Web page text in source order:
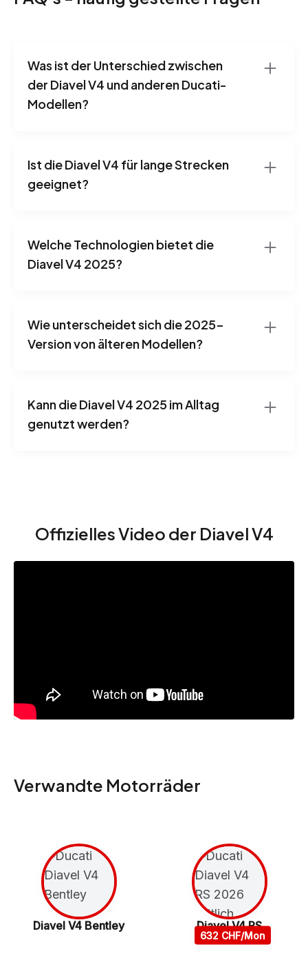
Was ist der Unterschied zwischen
der Diavel V4 und anderen Ducati-
Modellen?
Ist die Diavel V4 für lange Strecken
geeignet?
Welche Technologien bietet die
Diavel V4 2025?
Wie unterscheidet sich die 2025-
Version von älteren Modellen?
Kann die Diavel V4 2025 im Alltag
genutzt werden?
Offizielles Video der Diavel V4
Verwandte Motorräder
Diavel V4 Bentley
632 CHF/Mon
Diavel V4 RS